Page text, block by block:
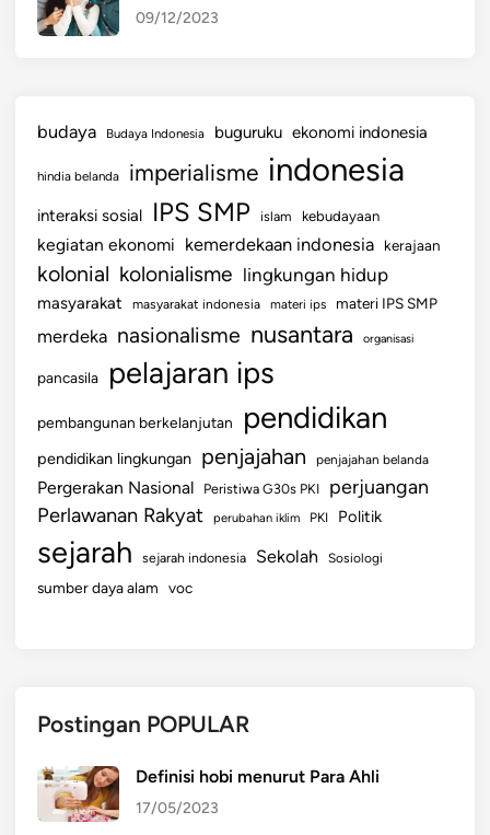
09/12/2023
budaya Budaya Indonesia buguruku ekonomi indonesia
hindia belanda imperialisme indonesia
interaksi sosial IPS SMP islam kebudayaan
kegiatan ekonomi kemerdekaan indonesia kerajaan
kolonial kolonialisme lingkungan hidup
masyarakat masyarakat indonesia materi ips materi IPS SMP
merdeka nasionalisme nusantara organisasi
pancasila pelajaran ips
pembangunan berkelanjutan pendidikan
pendidikan lingkungan penjajahan penjajahan belanda
Pergerakan Nasional Peristiwa G30s PKI perjuangan
Perlawanan Rakyat perubahan iklim PKI Politik
sejarah sejarah indonesia Sekolah Sosiologi
sumber daya alam voc
Postingan POPULAR
Definisi hobi menurut Para Ahli
17/05/2023